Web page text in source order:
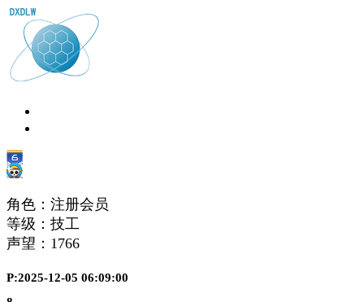
角色：注册会员
等级：技工
声望： 1766
P:2025-12-05 06:09:00